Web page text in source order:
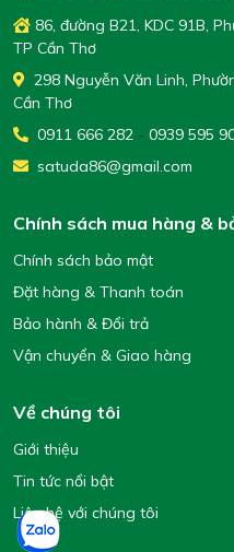
86, đường B21, KDC 91B,
TP Cần Thơ
298 Nguyễn Văn Linh,
Cần Thơ
0911 666 282 - 0939 595
satuda86@gmail.com
Chính sách mua hàng &
Chính sách bảo mật
Đặt hàng & Thanh toán
Bảo hành & Đổi trả
Vận chuyển & Giao hàng
Về chúng tôi
Giới thiệu
Tin tức nổi bật
Liên hệ với chúng tôi